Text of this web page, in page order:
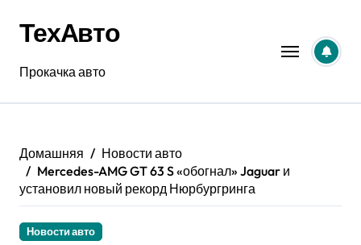
содержанию
ТехАвто
Прокачка авто
Домашняя
Новости авто
Mercedes-AMG GT 63 S «обогнал» Jaguar и
установил новый рекорд Нюрбургринга
Новости авто